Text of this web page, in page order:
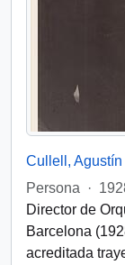
Cullell, Agustín
Persona
·
Director de
Barcelona
acreditada